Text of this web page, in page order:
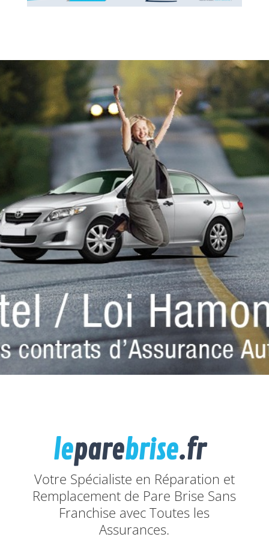
leparebrise.fr
Votre Spécialiste en Réparation et
Remplacement de Pare Brise Sans
Franchise avec Toutes les
Assurances.